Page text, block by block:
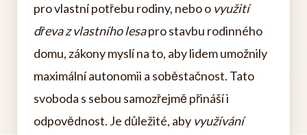
pro vlastní potřebu rodiny, nebo o využití
dřeva z vlastního lesapro stavbu rodinného
domu, zákony myslí na to, aby lidem umožnily
maximální autonomii a soběstačnost. Tato
svoboda s sebou samozřejmě přináší i
odpovědnost. Je důležité, aby využívání